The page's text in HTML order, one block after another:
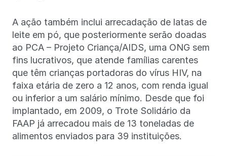
A ação também inclui arrecadação de latas de
leite em pó, que posteriormente serão doadas
ao PCA – Projeto Criança/AIDS, uma ONG sem
fins lucrativos, que atende famílias carentes
que têm crianças portadoras do vírus HIV, na
faixa etária de zero a 12 anos, com renda igual
ou inferior a um salário mínimo. Desde que foi
implantado, em 2009, o Trote Solidário da
FAAP já arrecadou mais de 13 toneladas de
alimentos enviados para 39 instituições.